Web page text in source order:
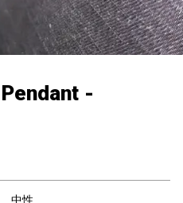
-
中性